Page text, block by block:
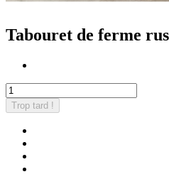
Tabouret de ferme
Trop tard !